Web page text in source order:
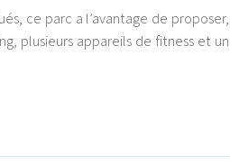
ce parc a l’avantage de proposer,
plusieurs appareils de fitness et un